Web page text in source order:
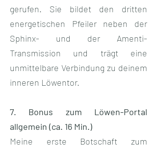
gerufen. Sie bildet den dritten
energetischen Pfeiler neben der
Sphinx- und der Amenti-
Transmission und trägt eine
unmittelbare Verbindung zu deinem
inneren Löwentor.
7. Bonus zum Löwen-Portal
allgemein (ca. 16 Min.)
Meine erste Botschaft zum